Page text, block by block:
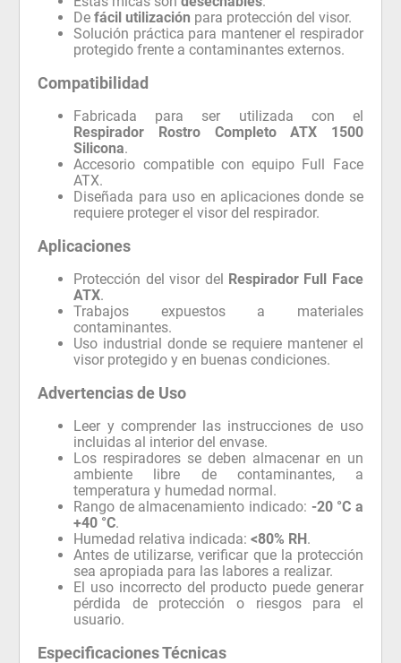
Defácil utilización para protección del visor.
Solución práctica para mantener el respirador
protegido frente a contaminantes externos.
Compatibilidad
Fabricada para ser utilizada con el
Respirador Rostro Completo ATX 1500
Silicona.
Accesorio compatible con equipo Full Face
ATX.
Diseñada para uso en aplicaciones donde se
requiere proteger el visor del respirador.
Aplicaciones
Protección del visor del Respirador Full Face
ATX.
Trabajos expuestos a materiales
contaminantes.
Uso industrial donde se requiere mantener el
visor protegido y en buenas condiciones.
Advertencias de Uso
Leer y comprender las instrucciones de uso
incluidas al interior del envase.
Los respiradores se deben almacenar en un
ambiente libre de contaminantes, a
temperatura y humedad normal.
Rango de almacenamiento indicado: -20 °C a
+40 °C.
Humedad relativa indicada:<80% RH.
Antes de utilizarse, verificar que la protección
sea apropiada para las labores a realizar.
El uso incorrecto del producto puede generar
pérdida de protección o riesgos para el
usuario.
Especificaciones Técnicas